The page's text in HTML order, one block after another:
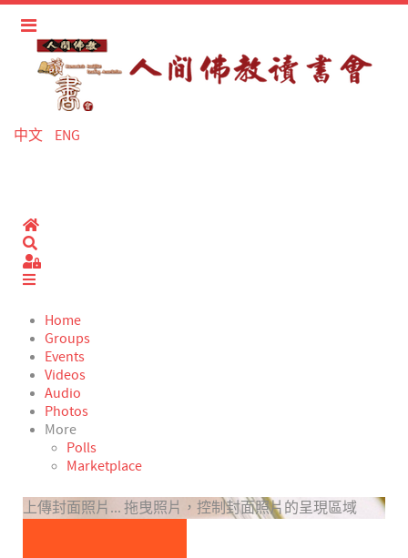
中文 ENG
Home
Sign In
Home
Groups
Events
Videos
Audio
Photos
More
Polls
Marketplace
上傳封面照片... 拖曳照片，控制封面照片的呈現區域